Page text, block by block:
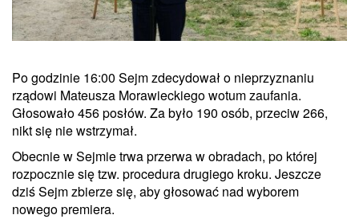
Po godzinie 16:00 Sejm zdecydował o nieprzyznaniu
rządowi Mateusza Morawieckiego wotum zaufania.
Głosowało 456 posłów. Za było 190 osób, przeciw 266,
nikt się nie wstrzymał.
Obecnie w Sejmie trwa przerwa w obradach, po której
rozpocznie się tzw. procedura drugiego kroku. Jeszcze
dziś Sejm zbierze się, aby głosować nad wyborem
nowego premiera.